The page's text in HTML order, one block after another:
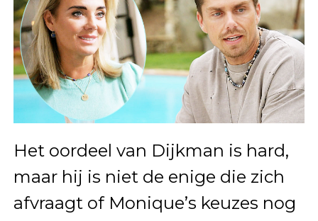
Het oordeel van Dijkman is hard,
maar hij is niet de enige die zich
afvraagt of Monique’s keuzes nog